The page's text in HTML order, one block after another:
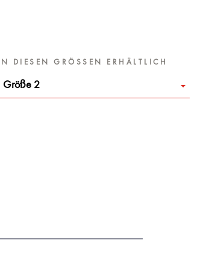
IN DIESEN GRÖSSEN ERHÄLTLICH
Größe 2